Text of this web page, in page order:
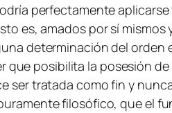
perfectamente
es, amados por sí
determinación del
que posibilita la posesión
ser tratada como fin y
filosófico, que el